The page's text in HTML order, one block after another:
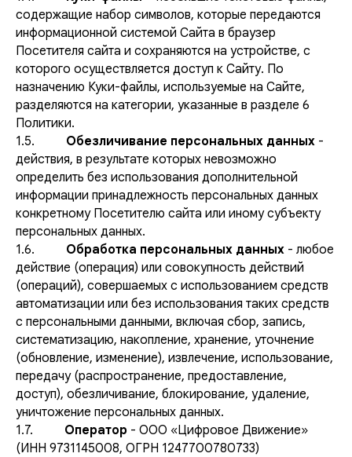
содержащие набор символов, которые передаются
информационной системой Сайта в браузер
Посетителя сайта и сохраняются на устройстве, с
которого осуществляется доступ к Сайту. По
назначению Куки-файлы, используемые на Сайте,
разделяются на категории, указанные в разделе 6
Политики.
1.5. Обезличивание персональных данных -
действия, в результате которых невозможно
определить без использования дополнительной
информации принадлежность персональных данных
конкретному Посетителю сайта или иному субъекту
персональных данных.
1.6. Обработка персональных данных - любое
действие (операция) или совокупность действий
(операций), совершаемых с использованием средств
автоматизации или без использования таких средств
с персональными данными, включая сбор, запись,
систематизацию, накопление, хранение, уточнение
(обновление, изменение), извлечение, использование,
передачу (распространение, предоставление,
доступ), обезличивание, блокирование, удаление,
уничтожение персональных данных.
1.7. Оператор - ООО «Цифровое Движение»
(ИНН 9731145008, ОГРН 1247700780733)